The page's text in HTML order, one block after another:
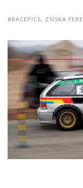
#RACEPICS, ZSISKA